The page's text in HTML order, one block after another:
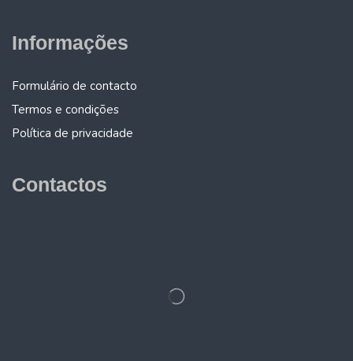
Informações
Formulário de contacto
Termos e condições
Política de privacidade
Contactos